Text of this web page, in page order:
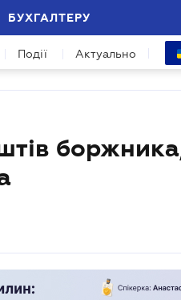
БУХГАЛТЕРУ
Події Актуально